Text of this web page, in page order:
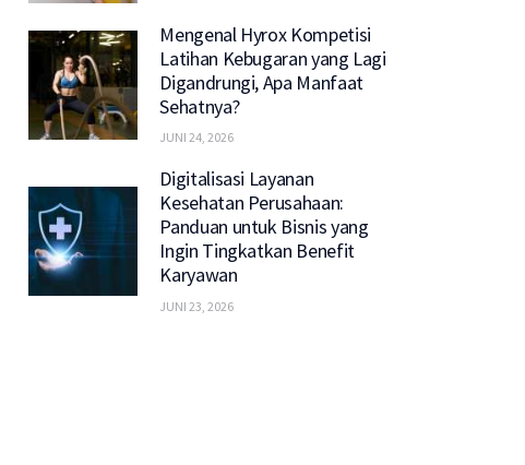
Mengenal Hyrox Kompetisi
Latihan Kebugaran yang Lagi
Digandrungi, Apa Manfaat
Sehatnya?
JUNI 24, 2026
Digitalisasi Layanan
Kesehatan Perusahaan:
Panduan untuk Bisnis yang
Ingin Tingkatkan Benefit
Karyawan
JUNI 23, 2026